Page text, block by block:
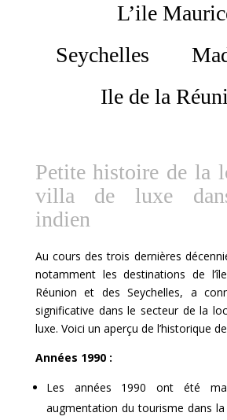
L’ile
Seychelles
Ile de la
Petite histoire de la
villa de luxe
indien
Au cours des trois dernières
notamment les destinations de
Réunion et des Seychelles, a
significative dans le secteur de la
luxe. Voici un aperçu de l’historique
Années 1990 :
Les années 1990 ont été
augmentation du tourisme dans la